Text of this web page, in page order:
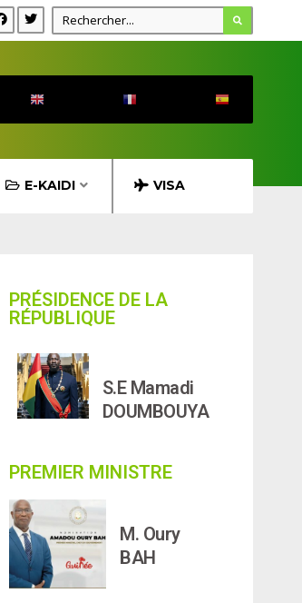
E-KAIDI VISA
PRÉSIDENCE DE LA
RÉPUBLIQUE
S.E Mamadi
DOUMBOUYA
PREMIER MINISTRE
M. Oury
BAH